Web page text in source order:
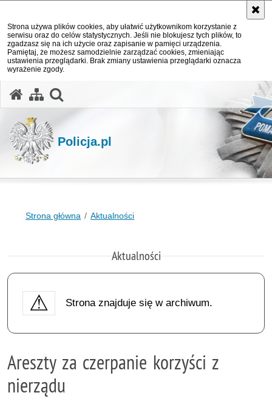
Strona używa plików cookies, aby ułatwić użytkownikom korzystanie z
serwisu oraz do celów statystycznych. Jeśli nie blokujesz tych plików, to
zgadzasz się na ich użycie oraz zapisanie w pamięci urządzenia.
Pamiętaj, że możesz samodzielnie zarządzać cookies, zmieniając
ustawienia przeglądarki. Brak zmiany ustawienia przeglądarki oznacza
wyrażenie zgody.
Policja.pl
Strona główna Aktualności
Aktualności
Strona znajduje się w archiwum.
Areszty za czerpanie korzyści z
nierządu